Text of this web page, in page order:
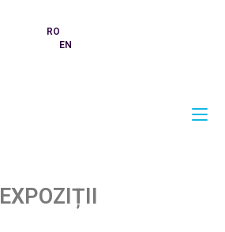
RO
EN
EXPOZIȚII